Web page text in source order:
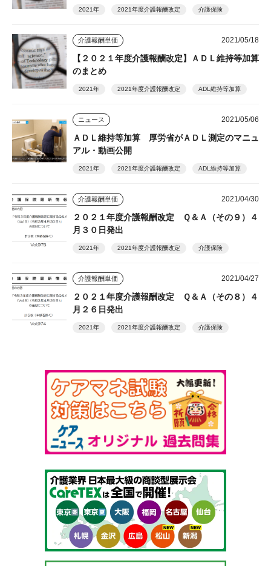
2021年 2021年度介護報酬改定 介護保険
介護報酬単価 2021/05/18
【２０２１年度介護報酬改定】ＡＤＬ維持等加算
のまとめ
2021年 2021年度介護報酬改定 ADL維持等加算
ニュース 2021/05/06
ＡＤＬ維持等加算 厚労省がＡＤＬ測定のマニュ
アル・動画公開
2021年 2021年度介護報酬改定 ADL維持等加算
介護報酬単価 2021/04/30
２０２１年度介護報酬改定 Ｑ＆Ａ（その９）４
月３０日発出
2021年 2021年度介護報酬改定 介護保険
介護報酬単価 2021/04/27
２０２１年度介護報酬改定 Ｑ＆Ａ（その８）４
月２６日発出
2021年 2021年度介護報酬改定 介護保険